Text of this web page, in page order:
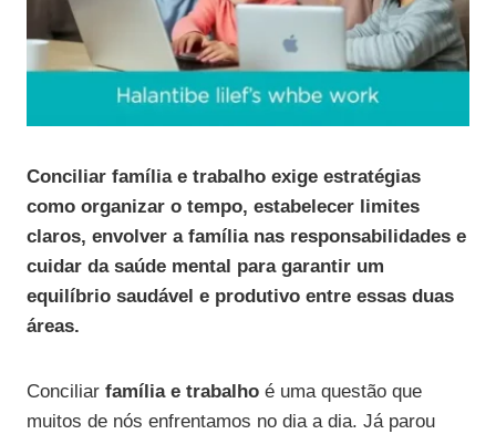
Conciliar família e trabalho exige estratégias
como organizar o tempo, estabelecer limites
claros, envolver a família nas responsabilidades e
cuidar da saúde mental para garantir um
equilíbrio saudável e produtivo entre essas duas
áreas.
Conciliar família e trabalho é uma questão que
muitos de nós enfrentamos no dia a dia. Já parou